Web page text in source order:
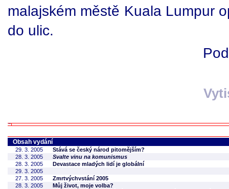
malajském městě Kuala Lumpur
do ulic.
Obsah vydání
29. 3. 2005
Stává se český národ pitomějším?
28. 3. 2005
Svalte vinu na komunismus
28. 3. 2005
Devastace mladých lidí je globální
29. 3. 2005
27. 3. 2005
Zmrtvýchvstání 2005
28. 3. 2005
Můj život, moje volba?